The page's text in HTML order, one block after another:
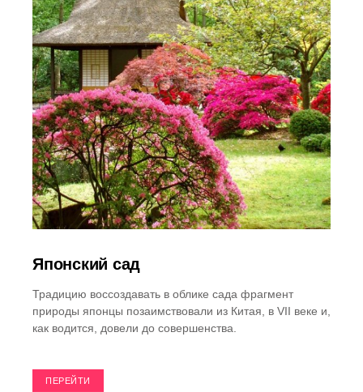
Японский сад
Традицию воссоздавать в облике сада фрагмент
природы японцы позаимствовали из Китая, в VII веке и,
как водится, довели до совершенства.
ПЕРЕЙТИ